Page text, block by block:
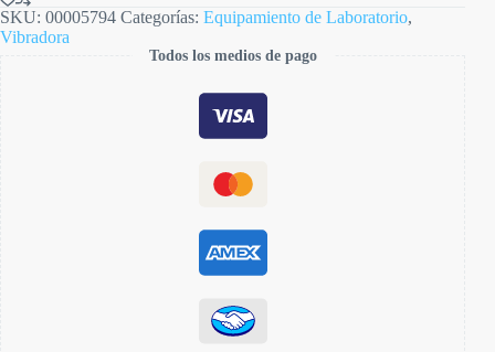
SKU: 00005794 Categorías: Equipamiento de Laboratorio,
Vibradora
Todos los medios de pago